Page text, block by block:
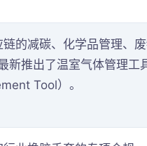
的减碳、化学品管理、废
新推出了温室气体管理工
Tool）。